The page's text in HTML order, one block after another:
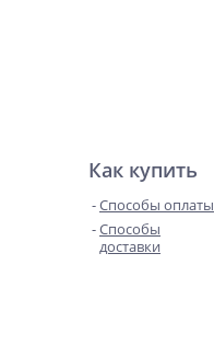
Как купить
Способы оплаты
Способы
доставки